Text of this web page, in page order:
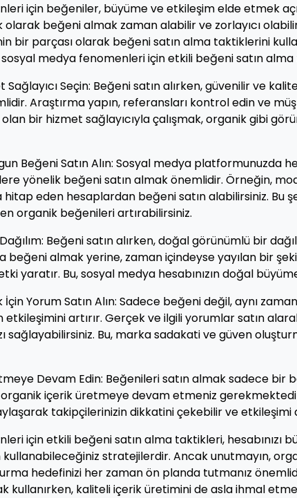
için beğeniler, büyüme ve etkileşim elde etmek
beğeni almak zaman alabilir ve zorlayıcı
bir parçası olarak beğeni satın alma taktiklerini
sosyal medya fenomenleri için etkili beğeni satın
Sağlayıcı Seçin: Beğeni satın alırken, güvenilir ve
Araştırma yapın, referansları kontrol edin ve
bir hizmet sağlayıcıyla çalışmak, organik gibi
Beğeni Satın Alın: Sosyal medya platformunuzda
yönelik beğeni satın almak önemlidir. Örneğin,
eden hesaplardan beğeni satın alabilirsiniz. Bu
organik beğenileri artırabilirsiniz.
Beğeni satın alırken, doğal görünümlü bir
beğeni almak yerine, zaman içindeyse yayılan bir
yaratır. Bu, sosyal medya hesabınızın doğal
Yorum Satın Alın: Sadece beğeni değil, aynı
etkileşimini artırır. Gerçek ve ilgili yorumlar satın
sağlayabilirsiniz. Bu, marka sadakati ve güven
Devam Edin: Beğenileri satın almak sadece bir
organik içerik üretmeye devam etmeniz
takipçilerinizin dikkatini çekebilir ve etkileşimi
için etkili beğeni satın alma taktikleri, hesabınızı
stratejilerdir. Ancak unutmayın,
hedefinizi her zaman ön planda tutmanız
kullanırken, kaliteli içerik üretimini de asla ihmal